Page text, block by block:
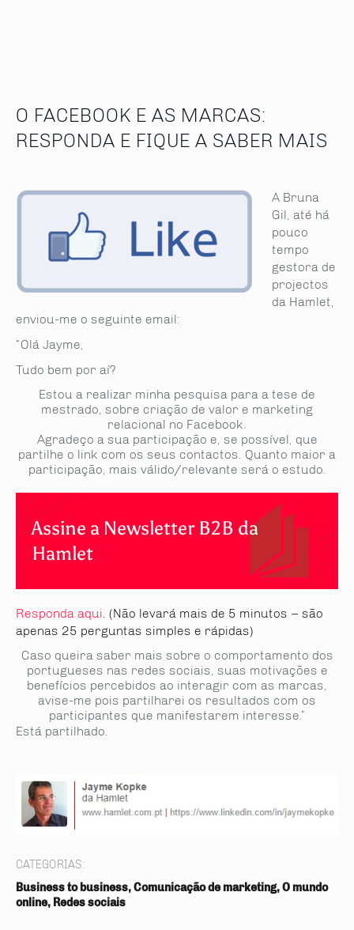
O FACEBOOK E AS MARCAS:
RESPONDA E FIQUE A SABER MAIS
A Bruna
Gil, até há
pouco
tempo
gestora de
projectos
da Hamlet,
enviou-me o seguinte email:
“Olá Jayme,
Tudo bem por aí?
Estou a realizar minha pesquisa para a tese de
mestrado, sobre criação de valor e marketing
relacional no Facebook.
Agradeço a sua participação e, se possível, que
partilhe o link com os seus contactos. Quanto maior a
participação, mais válido/relevante será o estudo.
Assine a Newsletter B2B da
Hamlet
Responda aqui. (Não levará mais de 5 minutos – são
apenas 25 perguntas simples e rápidas)
Caso queira saber mais sobre o comportamento dos
portugueses nas redes sociais, suas motivações e
benefícios percebidos ao interagir com as marcas,
avise-me pois partilharei os resultados com os
participantes que manifestarem interesse.”
Está partilhado.
CATEGORIAS:
Business to business, Comunicação de marketing, O mundo
online, Redes sociais